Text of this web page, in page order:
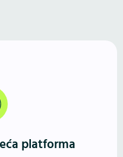
platforma
WordPress. Godinama
rešenje — jednako
prodavnice.